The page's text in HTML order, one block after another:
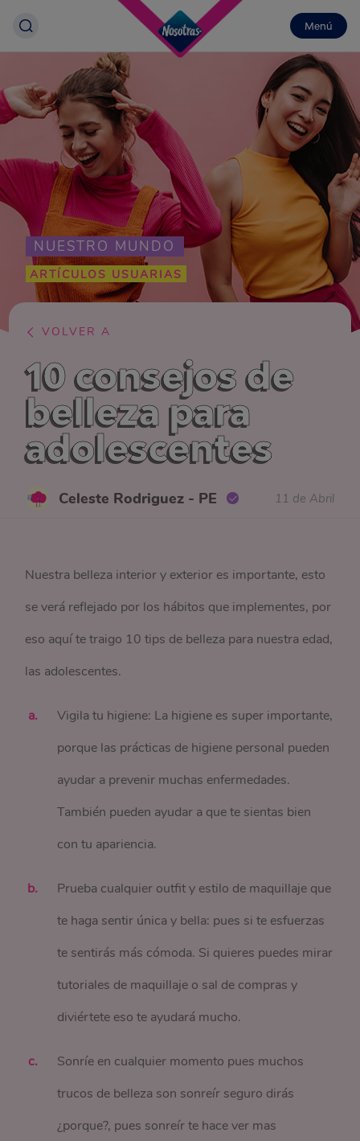
Menú
NUESTRO MUNDO
ARTÍCULOS USUARIAS
VOLVER A
10 consejos de
belleza para
adolescentes
Celeste Rodriguez - PE 11 de Abril
Nuestra belleza interior y exterior es importante, esto
se verá reflejado por los hábitos que implementes, por
eso aquí te traigo 10 tips de belleza para nuestra edad,
las adolescentes.
Vigila tu higiene: La higiene es super importante,
porque las prácticas de higiene personal pueden
ayudar a prevenir muchas enfermedades.
También pueden ayudar a que te sientas bien
con tu apariencia.
Prueba cualquier outfit y estilo de maquillaje que
te haga sentir única y bella: pues si te esfuerzas
te sentirás más cómoda. Si quieres puedes mirar
tutoriales de maquillaje o sal de compras y
diviértete eso te ayudará mucho.
Sonríe en cualquier momento pues muchos
trucos de belleza son sonreír seguro dirás
¿porque?, pues sonreír te hace ver mas